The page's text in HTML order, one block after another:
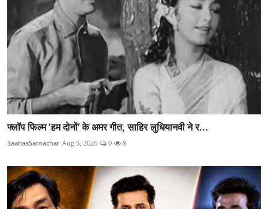
फ्लॉप फिल्म ‘हम दोनों’ के अमर गीत, साहिर लुधियानवी ने र...
SaahasSamachar Aug 5, 2026 0 8